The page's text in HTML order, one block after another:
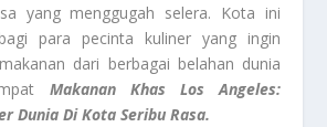
yang menggugah selera. Kota ini
para pecinta kuliner yang ingin
dari berbagai belahan dunia
Makanan Khas Los Angeles:
Dunia Di Kota Seribu Rasa.